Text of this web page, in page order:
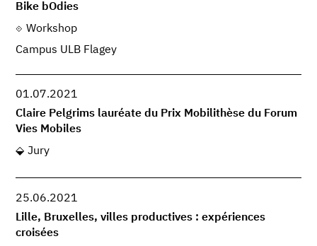
Bike bOdies
Workshop
Campus ULB Flagey
01.07.2021
Claire Pelgrims lauréate du Prix Mobilithèse du Forum
Vies Mobiles
Jury
25.06.2021
Lille, Bruxelles, villes productives : expériences
croisées